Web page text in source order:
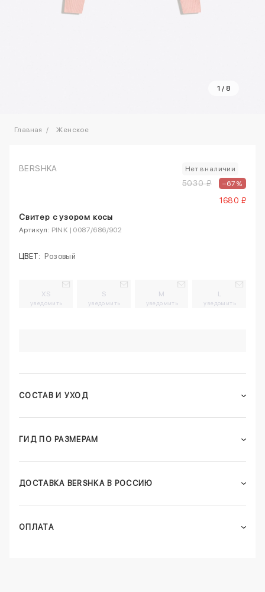
1 / 8
Главная Женское
BERSHKA Нет в наличии
5030 ₽ –67%
1680 ₽
Свитер с узором косы
Артикул: PINK | 0087/686/902
ЦВЕТ: Розовый
XS
уведомить
S
уведомить
M
уведомить
L
уведомить
СОСТАВ И УХОД
ГИД ПО РАЗМЕРАМ
ДОСТАВКА BERSHKA В РОССИЮ
ОПЛАТА